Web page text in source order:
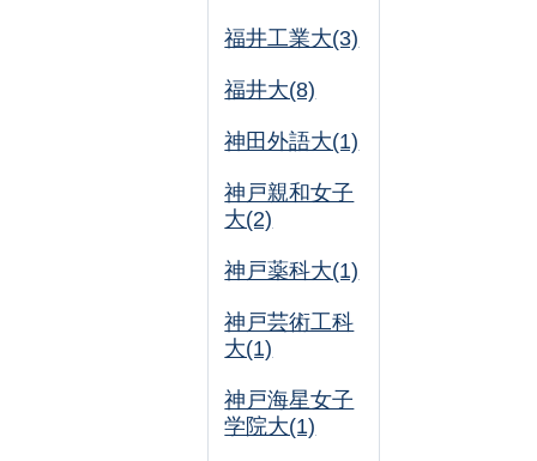
福井工業大(3)
福井大(8)
神田外語大(1)
神戸親和女子
大(2)
神戸薬科大(1)
神戸芸術工科
大(1)
神戸海星女子
学院大(1)